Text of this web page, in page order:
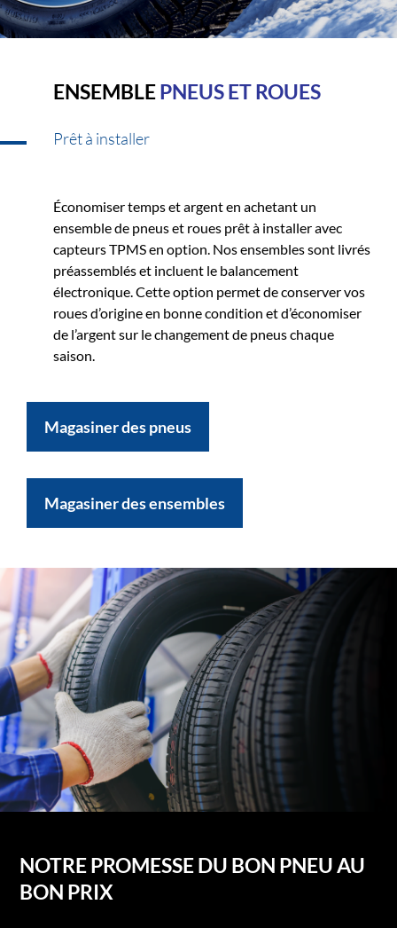
ENSEMBLEPNEUS ET ROUES
Prêt à installer
Économiser temps et argent en achetant un
ensemble de pneus et roues prêt à installer avec
capteurs TPMS en option. Nos ensembles sont livrés
préassemblés et incluent le balancement
électronique. Cette option permet de conserver vos
roues d’origine en bonne condition et d’économiser
de l’argent sur le changement de pneus chaque
saison.
Magasiner des pneus
Magasiner des ensembles
NOTRE PROMESSE DU BON PNEU AU
BON PRIX